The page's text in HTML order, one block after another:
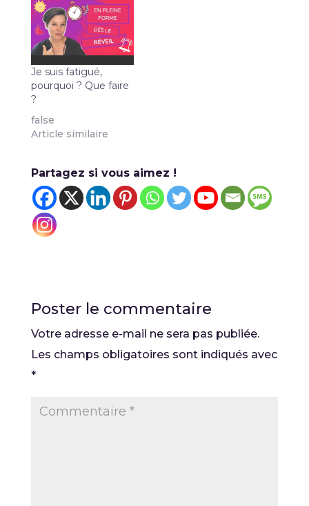
comment ce
phénomène peut
impacter votre
bien-être physique
et mental. Pour finir,
je vous partage
quelques pistes
pour mieux gérer…
Je suis fatigué,
pourquoi ? Que faire
?
false
Article similaire
Partagez si vous aimez !
Poster le commentaire
Votre adresse e-mail ne sera pas publiée.
Les champs obligatoires sont indiqués avec
*